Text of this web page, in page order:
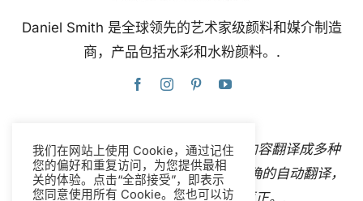
Daniel Smith 是全球领先的艺术家级颜料和媒介制造
商，产品包括水彩和水粉颜料。.
本网站使用谷歌翻译，可即时自动将内容翻译成多种
语言。联系我们如果您发现任何不准确的自动翻译，
我们在网站上使用 Cookie，通过记住
您的偏好和重复访问，为您提供最相
关的体验。点击“全部接受”，即表示
您同意使用所有 Cookie。您也可以访